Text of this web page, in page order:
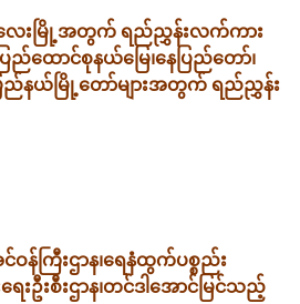
လေးမြို့အတွက် ရည်ညွှန်းလက်ကား
ပြည်ထောင်စုနယ်မြေ၊နေပြည်တော်၊
ြည်နယ်မြို့တော်များအတွက် ရည်ညွှန်း
ဝန်ကြီးဌာန၊‌ရေနံထွက်ပစ္စည်း
ေးဦးစီးဌာန၊တင်ဒါအောင်မြင်သည့်